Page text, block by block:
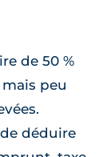
de 50 %
peu
déduire